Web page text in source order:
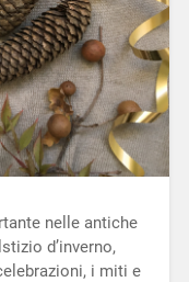
nelle antiche
d’inverno,
i miti e